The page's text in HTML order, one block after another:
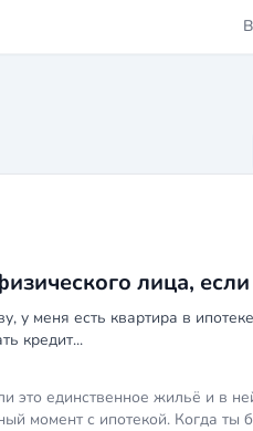
лица, если
у меня есть квартира в
кредит...
это единственное жильё и в
момент с ипотекой. Когда ты